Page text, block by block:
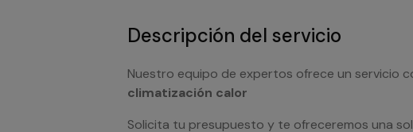
Descripción del servicio
Nuestro equipo de expertos ofrece un servicio
climatización calor
Solicita tu presupuesto y te ofreceremos una